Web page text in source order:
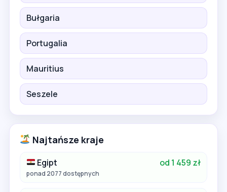
Bułgaria
Portugalia
Mauritius
Seszele
Najtańsze kraje
Egipt od 1 459 zł
ponad 2077 dostępnych